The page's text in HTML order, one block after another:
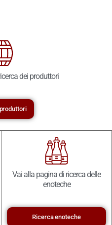
dei produttori
Vai alla pagina di ricerca delle
enoteche
Ricerca enoteche